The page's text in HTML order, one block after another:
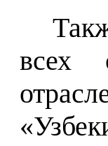
всех